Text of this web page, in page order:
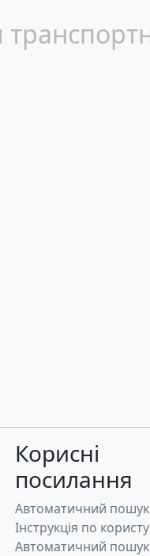
Корисні
посилання
Автоматичний
Інструкція по
Автоматичний